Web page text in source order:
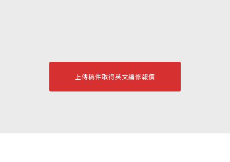
上傳稿件取得英文編修報價